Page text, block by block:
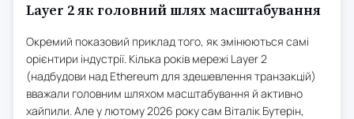
Layer 2 як головний шлях масштабування
Окремий показовий приклад того, як змінюються самі
орієнтири індустрії. Кілька років мережі Layer 2
(надбудови над Ethereum для здешевлення транзакцій)
вважали головним шляхом масштабування й активно
хайпили. Але у лютому 2026 року сам Віталік Бутерін,